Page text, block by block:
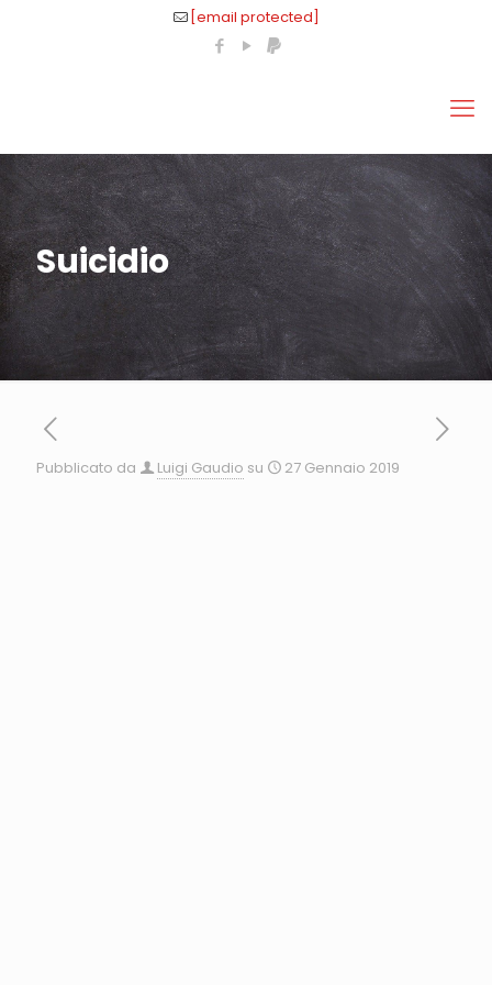
[email protected]
Suicidio
Pubblicato da Luigi Gaudio su 27 Gennaio 2019